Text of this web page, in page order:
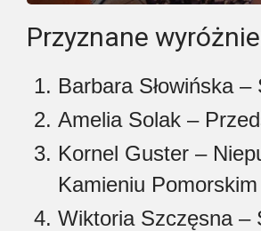
Przyznane
Barbara Słowińska
Amelia Solak –
Kornel Guster –
Kamieniu Pomorskim
Wiktoria Szczęsna –